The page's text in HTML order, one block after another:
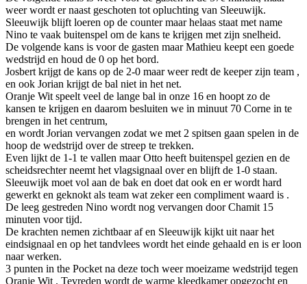
weer wordt er naast geschoten tot opluchting van Sleeuwijk.
Sleeuwijk blijft loeren op de counter maar helaas staat met name
Nino te vaak buitenspel om de kans te krijgen met zijn snelheid.
De volgende kans is voor de gasten maar Mathieu keept een goede
wedstrijd en houd de 0 op het bord.
Josbert krijgt de kans op de 2-0 maar weer redt de keeper zijn team ,
en ook Jorian krijgt de bal niet in het net.
Oranje Wit speelt veel de lange bal in onze 16 en hoopt zo de
kansen te krijgen en daarom besluiten we in minuut 70 Corne in te
brengen in het centrum,
en wordt Jorian vervangen zodat we met 2 spitsen gaan spelen in de
hoop de wedstrijd over de streep te trekken.
Even lijkt de 1-1 te vallen maar Otto heeft buitenspel gezien en de
scheidsrechter neemt het vlagsignaal over en blijft de 1-0 staan.
Sleeuwijk moet vol aan de bak en doet dat ook en er wordt hard
gewerkt en geknokt als team wat zeker een compliment waard is .
De leeg gestreden Nino wordt nog vervangen door Chamit 15
minuten voor tijd.
De krachten nemen zichtbaar af en Sleeuwijk kijkt uit naar het
eindsignaal en op het tandvlees wordt het einde gehaald en is er loon
naar werken.
3 punten in the Pocket na deze toch weer moeizame wedstrijd tegen
Oranje Wit . Tevreden wordt de warme kleedkamer opgezocht en